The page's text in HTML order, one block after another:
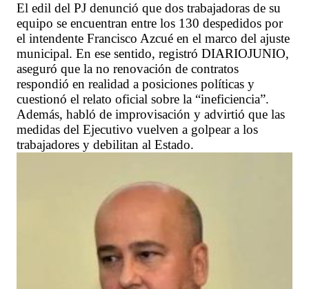
El edil del PJ denunció que dos trabajadoras de su
equipo se encuentran entre los 130 despedidos por
el intendente Francisco Azcué en el marco del ajuste
municipal. En ese sentido, registró DIARIOJUNIO,
aseguró que la no renovación de contratos
respondió en realidad a posiciones políticas y
cuestionó el relato oficial sobre la “ineficiencia”.
Además, habló de improvisación y advirtió que las
medidas del Ejecutivo vuelven a golpear a los
trabajadores y debilitan al Estado.